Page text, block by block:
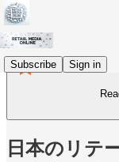
Subscribe Sign in
日本のリテ